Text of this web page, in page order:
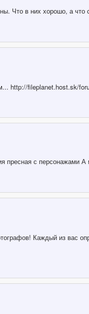
Что в них хорошо, а что
http://fileplanet.host.sk/
пресная с персонажами
Каждый из вас